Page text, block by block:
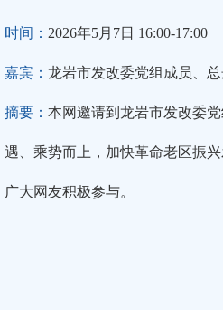
时间： 2026年5月7日 16:00-17:00
嘉宾： 龙岩市发改委党组成员、
摘要： 本网邀请到龙岩市发改委
遇、乘势而上，加快革命老区振
广大网友积极参与。